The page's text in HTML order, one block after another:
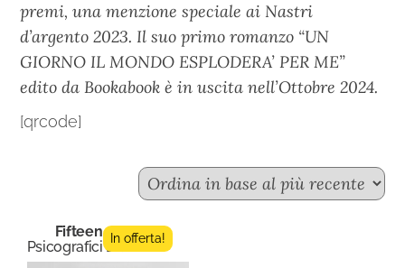
premi, una menzione speciale ai Nastri
d’argento 2023. Il suo primo romanzo “UN
GIORNO IL MONDO ESPLODERA’ PER ME”
edito da Bookabook è in uscita nell’Ottobre 2024.
[qrcode]
Fifteen n.5
Psicografici Editore
In offerta!